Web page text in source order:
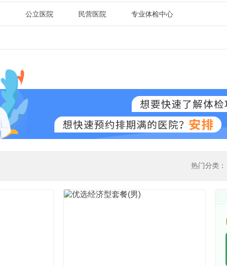
公立医院 民营医院 专业体检中心
热门分类：